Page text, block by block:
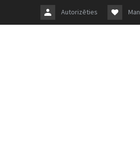
Autorizēties